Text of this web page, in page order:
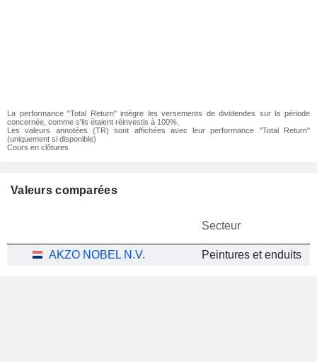
La performance "Total Return" intègre les versements de dividendes sur la période
concernée, comme s'ils étaient réinvestis à 100%.
Les valeurs annotées (TR) sont affichées avec leur performance "Total Return"
(uniquement si disponible)
Cours en clôtures
Valeurs comparées
Secteur
AKZO NOBEL N.V. Peintures et enduits